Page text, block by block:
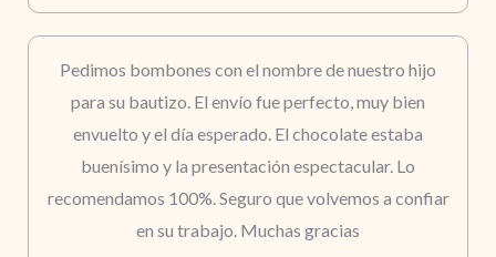
Pedimos bombones con el nombre de nuestro hijo
para su bautizo. El envío fue perfecto, muy bien
envuelto y el día esperado. El chocolate estaba
buenísimo y la presentación espectacular. Lo
recomendamos 100%. Seguro que volvemos a confiar
en su trabajo. Muchas gracias